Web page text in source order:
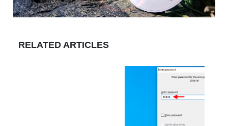
RELATED ARTICLES